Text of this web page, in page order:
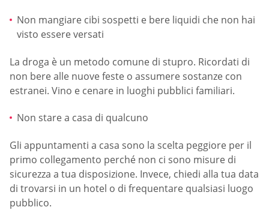
Non mangiare cibi sospetti e bere liquidi che non hai
visto essere versati
La droga è un metodo comune di stupro. Ricordati di
non bere alle nuove feste o assumere sostanze con
estranei. Vino e cenare in luoghi pubblici familiari.
Non stare a casa di qualcuno
Gli appuntamenti a casa sono la scelta peggiore per il
primo collegamento perché non ci sono misure di
sicurezza a tua disposizione. Invece, chiedi alla tua data
di trovarsi in un hotel o di frequentare qualsiasi luogo
pubblico.